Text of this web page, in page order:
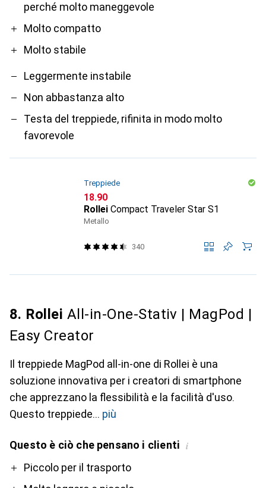
perché molto maneggevole
Molto compatto
Molto stabile
Leggermente instabile
Non abbastanza alto
Testa del treppiede, rifinita in modo molto
favorevole
Treppiede
CHF
18.90
Rollei Compact Traveler Star S1
Metallo
340
8. Rollei All-in-One-Stativ | MagPod |
Easy Creator
Il treppiede MagPod all-in-one di Rollei è una
soluzione innovativa per i creatori di smartphone
che apprezzano la flessibilità e la facilità d'uso.
Questo treppiede
più
Questo è ciò che pensano i clienti i
ProPiccolo per il trasporto